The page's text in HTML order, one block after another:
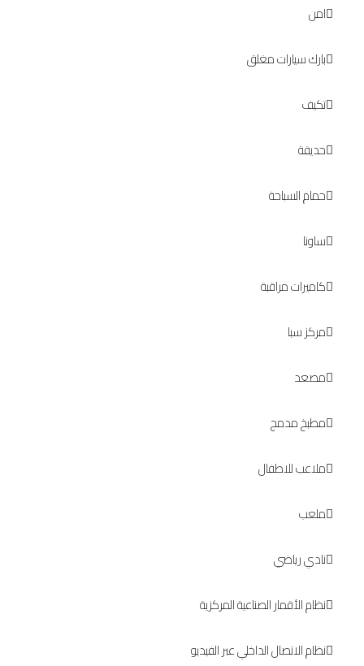
امن
بارك سيارات مغلق
تكيف
حديقة
حمام السباحة
ساونا
كاميرات مراقبة
مركز سبا
مصعد
مطبخ مدمج
ملاعب للاطفال
ملعب
نادي رياضي
نظام الأقمار الصناعية المركزية
نظام الاتصال الداخلي عبر الفيديو